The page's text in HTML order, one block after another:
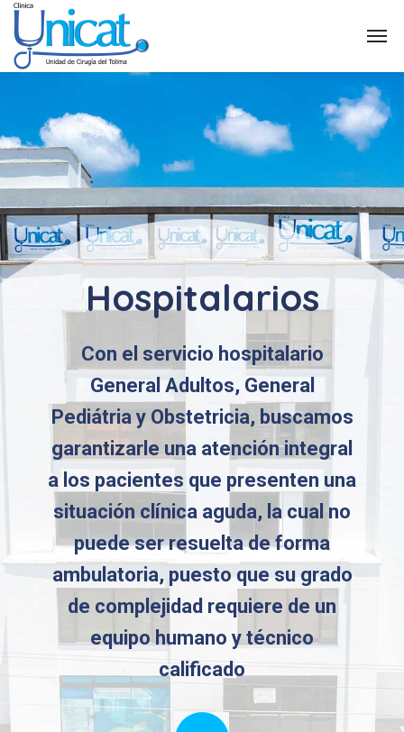
Hospitalarios
Con el servicio hospitalario
General Adultos, General
Pediátria y Obstetricia, buscamos
garantizarle una atención integral
a los pacientes que presenten una
situación clínica aguda, la cual no
puede ser resuelta de forma
ambulatoria, puesto que su grado
de complejidad requiere de un
equipo humano y técnico
calificado